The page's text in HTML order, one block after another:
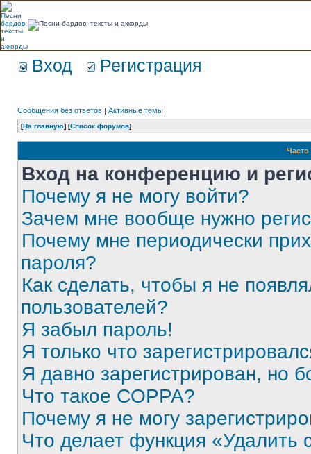
Вход Регистрация
Сообщения без ответов | Активные темы
[На главную] [Список форумов]
Вход на конференцию и
Почему я не могу войти?
Зачем мне вообще нужно
Почему мне периодически
пароля?
Как сделать, чтобы я не
пользователей?
Я забыл пароль!
Я только что
Я давно зарегистрирован, но
Что такое COPPA?
Почему я не могу
Что делает функция «Удалить